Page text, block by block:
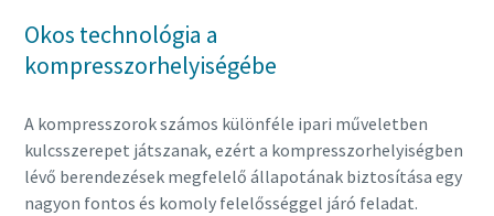
Okos technológia a
kompresszorhelyiségébe
A kompresszorok számos különféle ipari műveletben
kulcsszerepet játszanak, ezért a kompresszorhelyiségben
lévő berendezések megfelelő állapotának biztosítása egy
nagyon fontos és komoly felelősséggel járó feladat.